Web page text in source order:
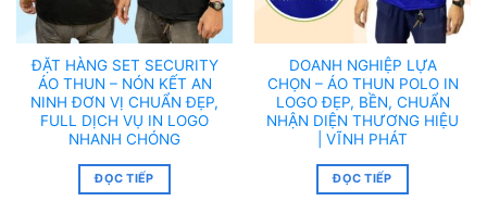
ĐẶT HÀNG SET SECURITY
ÁO THUN – NÓN KẾT AN
NINH ĐƠN VỊ CHUẨN ĐẸP,
FULL DỊCH VỤ IN LOGO
NHANH CHÓNG
ĐỌC TIẾP
DOANH NGHIỆP LỰA
CHỌN – ÁO THUN POLO IN
LOGO ĐẸP, BỀN, CHUẨN
NHẬN DIỆN THƯƠNG HIỆU
| VĨNH PHÁT
ĐỌC TIẾP